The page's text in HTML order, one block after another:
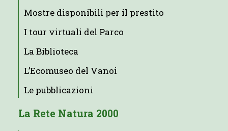
Mostre disponibili per il prestito
I tour virtuali del Parco
La Biblioteca
L’Ecomuseo del Vanoi
Le pubblicazioni
La Rete Natura 2000